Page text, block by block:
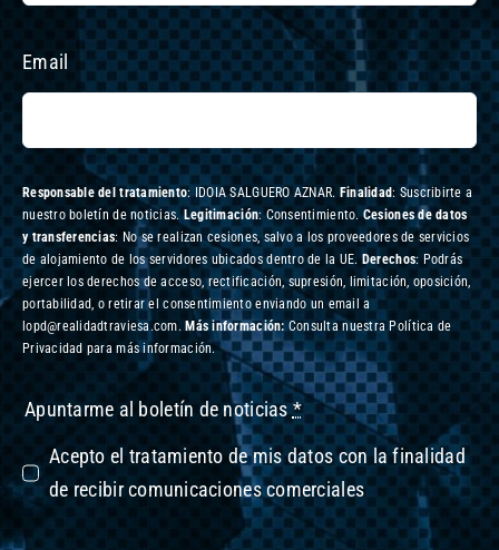
Email
Responsable del tratamiento: IDOIA SALGUERO AZNAR. Finalidad: Suscribirte a
nuestro boletín de noticias.Legitimación: Consentimiento.Cesiones de datos
y transferencias: No se realizan cesiones, salvo a los proveedores de servicios
de alojamiento de los servidores ubicados dentro de la UE.Derechos: Podrás
ejercer los derechos de acceso, rectificación, supresión, limitación, oposición,
portabilidad, o retirar el consentimiento enviando un email a
lopd@realidadtraviesa.com. Más información: Consulta nuestra Política de
Privacidad para más información.
Apuntarme al boletín de noticias*
Acepto el tratamiento de mis datos con la finalidad
de recibir comunicaciones comerciales